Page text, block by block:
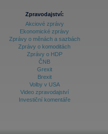
Zpravodajství:
Akciové zprávy
Ekonomické zprávy
Zprávy o měnách a sazbách
Zprávy o komoditách
Zprávy o HDP
ČNB
Grexit
Brexit
Volby v USA
Video zpravodajství
Investiční komentáře